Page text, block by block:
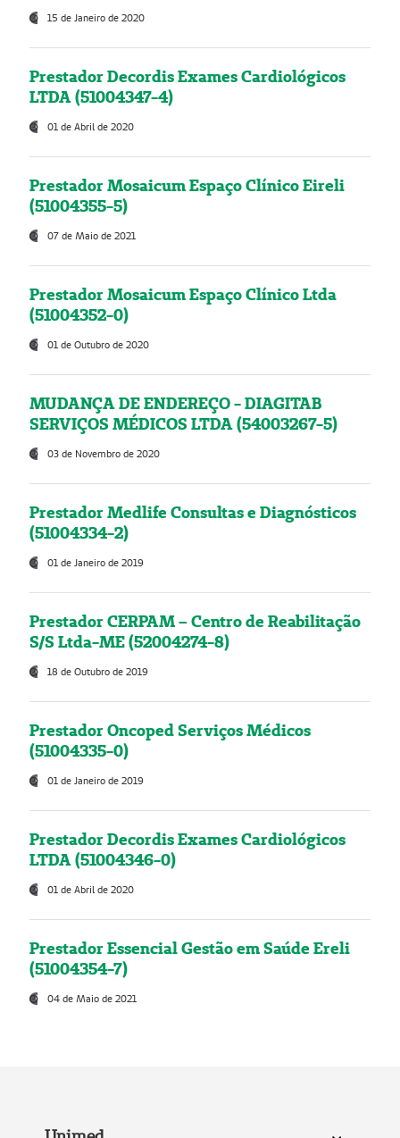
15 de Janeiro de 2020
Prestador Decordis Exames Cardiológicos
LTDA (51004347-4)
01 de Abril de 2020
Prestador Mosaicum Espaço Clínico Eireli
(51004355-5)
07 de Maio de 2021
Prestador Mosaicum Espaço Clínico Ltda
(51004352-0)
01 de Outubro de 2020
MUDANÇA DE ENDEREÇO - DIAGITAB
SERVIÇOS MÉDICOS LTDA (54003267-5)
03 de Novembro de 2020
Prestador Medlife Consultas e Diagnósticos
(51004334-2)
01 de Janeiro de 2019
Prestador CERPAM – Centro de Reabilitação
S/S Ltda-ME (52004274-8)
18 de Outubro de 2019
Prestador Oncoped Serviços Médicos
(51004335-0)
01 de Janeiro de 2019
Prestador Decordis Exames Cardiológicos
LTDA (51004346-0)
01 de Abril de 2020
Prestador Essencial Gestão em Saúde Ereli
(51004354-7)
04 de Maio de 2021